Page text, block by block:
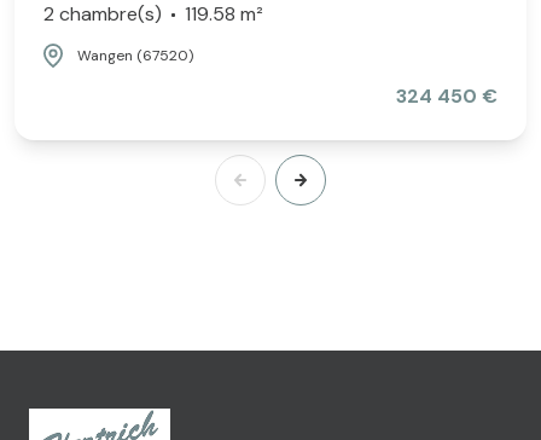
2 chambre(s)
119.58 m²
Wangen (67520)
324 450 €